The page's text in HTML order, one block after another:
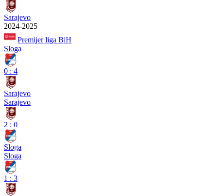
Sarajevo
2024-2025
Premijer liga BiH
Sloga
0 : 4
Sarajevo
Sarajevo
2 : 0
Sloga
Sloga
1 : 3